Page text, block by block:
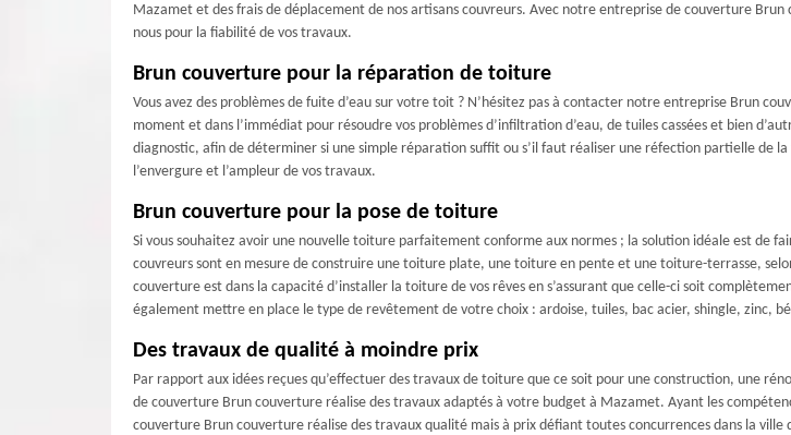
Mazamet et des frais de déplacement de nos artisans couvreurs. Avec notre entreprise de couverture
nous pour la fiabilité de vos travaux.
Brun couverture pour la réparation de toiture
Vous avez des problèmes de fuite d’eau sur votre toit ? N’hésitez pas à contacter notre entreprise Brun
moment et dans l’immédiat pour résoudre vos problèmes d’infiltration d’eau, de tuiles cassées et bien
diagnostic, afin de déterminer si une simple réparation suffit ou s’il faut réaliser une réfection partielle de
l’envergure et l’ampleur de vos travaux.
Brun couverture pour la pose de toiture
Si vous souhaitez avoir une nouvelle toiture parfaitement conforme aux normes ; la solution idéale est de
couvreurs sont en mesure de construire une toiture plate, une toiture en pente et une toiture-terrasse,
couverture est dans la capacité d’installer la toiture de vos rêves en s’assurant que celle-ci soit
également mettre en place le type de revêtement de votre choix : ardoise, tuiles, bac acier, shingle, zinc,
Des travaux de qualité à moindre prix
Par rapport aux idées reçues qu’effectuer des travaux de toiture que ce soit pour une construction, une
de couverture Brun couverture réalise des travaux adaptés à votre budget à Mazamet. Ayant les
couverture Brun couverture réalise des travaux qualité mais à prix défiant toutes concurrences dans la